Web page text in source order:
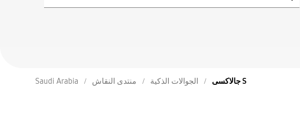
Saudi Arabia منتدى النقاش الجوالات الذكية جالاكسى S